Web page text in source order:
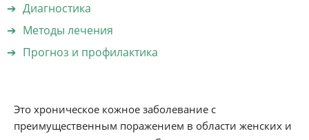
Диагностика
Методы лечения
Прогноз и профилактика
Это хроническое кожное заболевание с
преимущественным поражением в области женских и